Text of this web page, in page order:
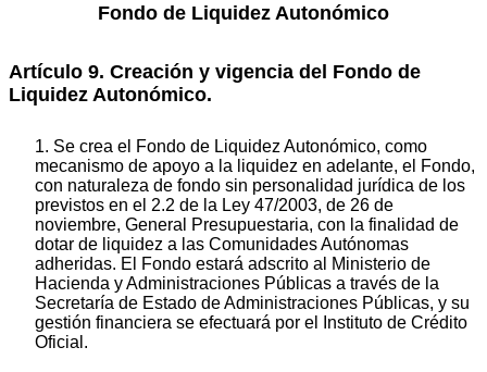
Fondo de Liquidez Autonómico
Artículo 9. Creación y vigencia del Fondo de
Liquidez Autonómico.
1. Se crea el Fondo de Liquidez Autonómico, como
mecanismo de apoyo a la liquidez en adelante, el Fondo,
con naturaleza de fondo sin personalidad jurídica de los
previstos en el 2.2 de la Ley 47/2003, de 26 de
noviembre, General Presupuestaria, con la finalidad de
dotar de liquidez a las Comunidades Autónomas
adheridas. El Fondo estará adscrito al Ministerio de
Hacienda y Administraciones Públicas a través de la
Secretaría de Estado de Administraciones Públicas, y su
gestión financiera se efectuará por el Instituto de Crédito
Oficial.